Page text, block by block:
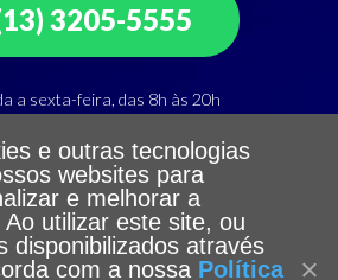
3205-5555
a sexta-feira, das 8h às 20h
de Atendimento Integrado
(13) 3205-5555
e outras tecnologias
websites para
e melhorar a
Ao utilizar este site, ou
disponibilizados através
com a nossa Política